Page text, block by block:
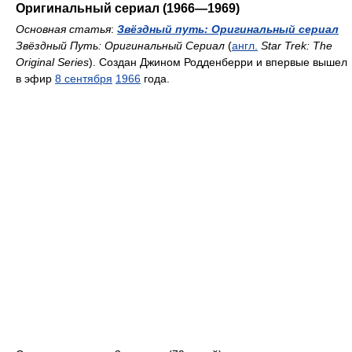
Оригинальный сериал (1966—1969)
Основная статья: Звёздный путь: Оригинальный сериал
Звёздный Путь: Оригинальный Сериал (англ. Star Trek: The
Original Series). Создан Джином Родденберри и впервые вышел
в эфир 8 сентября 1966 года.